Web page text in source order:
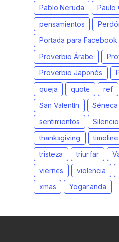
Pablo Neruda
Paulo
pensamientos
Portada para Facebook
Proverbio Árabe
Proverbio Japonés
queja
quote ref
San Valentín
Séneca
sentimientos
Silencio
thanksgiving
tristeza
triunfar
viernes
violencia
xmas
Yogananda